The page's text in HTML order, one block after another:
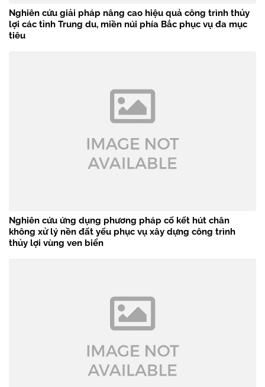
Nghiên cứu giải pháp nâng cao hiệu quả công trình thủy
lợi các tỉnh Trung du, miền núi phía Bắc phục vụ đa mục
tiêu
Nghiên cứu ứng dụng phương pháp cố kết hút chân
không xử lý nền đất yếu phục vụ xây dựng công trình
thủy lợi vùng ven biển